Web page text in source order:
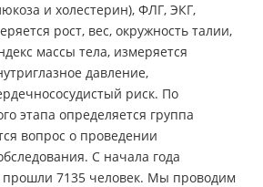
и холестерин), ФЛГ, ЭКГ,
рост, вес, окружность талии,
массы тела, измеряется
давление,
риск. По
этапа определяется группа
вопрос о проведении
С начала года
7135 человек. Мы проводим